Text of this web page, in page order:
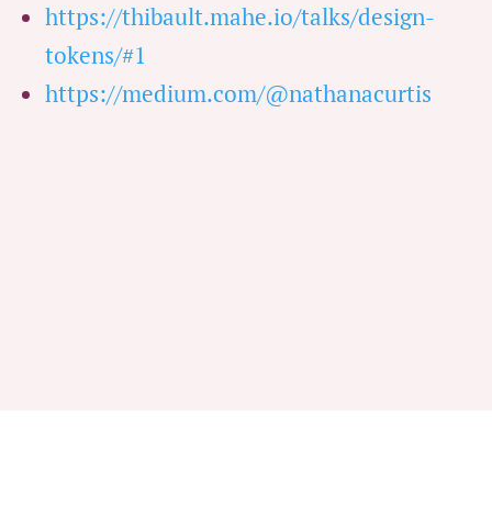
https://thibault.mahe.io/talks/design-
tokens/#1
https://medium.com/@nathanacurtis